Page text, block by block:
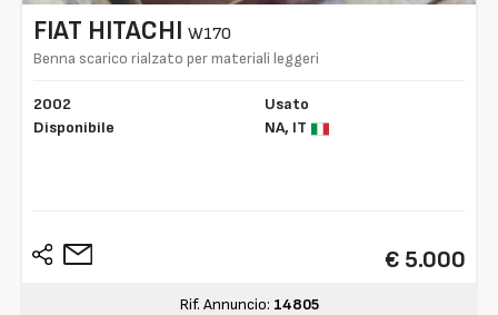
FIAT HITACHI W170
Benna scarico rialzato per materiali leggeri
2002
Disponibile
Usato
NA, IT
€ 5.000
Rif. Annuncio: 14805